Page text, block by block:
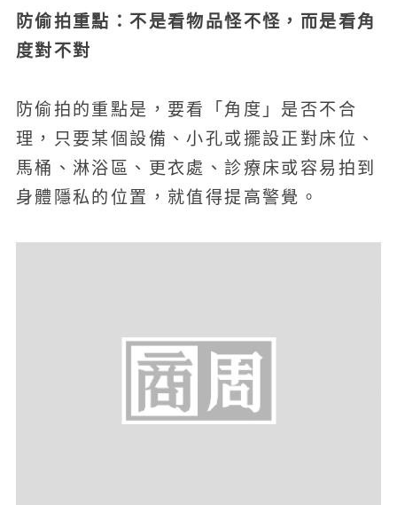
防偷拍重點：不是看物品怪不怪，而是看角
度對不對
防偷拍的重點是，要看「角度」是否不合
理，只要某個設備、小孔或擺設正對床位、
馬桶、淋浴區、更衣處、診療床或容易拍到
身體隱私的位置，就值得提高警覺。